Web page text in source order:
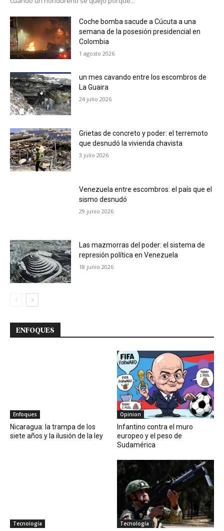
Coche bomba sacude a Cúcuta a una
semana de la posesión presidencial en
Colombia
1 agosto 2026
un mes cavando entre los escombros de
La Guaira
24 julio 2026
Grietas de concreto y poder: el terremoto
que desnudó la vivienda chavista
3 julio 2026
Venezuela entre escombros: el país que el
sismo desnudó
29 junio 2026
Las mazmorras del poder: el sistema de
represión política en Venezuela
18 junio 2026
ENFOQUES
Enfoques
Nicaragua: la trampa de los
siete años y la ilusión de la ley
Opinion
Infantino contra el muro
europeo y el peso de
Sudamérica
Tecnología Tecnología